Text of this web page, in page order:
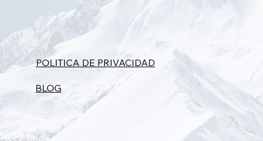
BLOG
POLITICA DE PRIVACIDAD